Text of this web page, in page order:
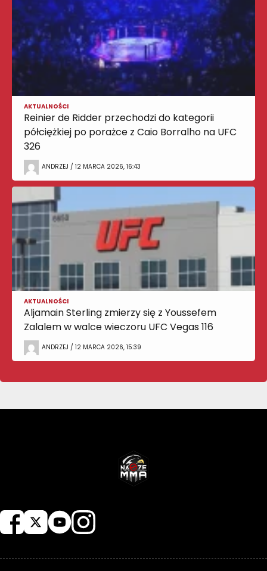
AKTUALNOŚCI
Reinier de Ridder przechodzi do kategorii
półciężkiej po porażce z Caio Borralho na UFC
326
ANDRZEJ / 12 MARCA 2026, 16:43
AKTUALNOŚCI
Aljamain Sterling zmierzy się z Youssefem
Zalalem w walce wieczoru UFC Vegas 116
ANDRZEJ / 12 MARCA 2026, 15:39